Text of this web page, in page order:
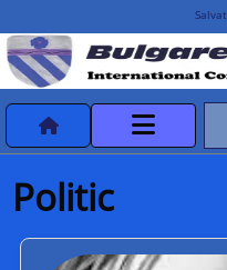
CVvCredits
HOME
Politic